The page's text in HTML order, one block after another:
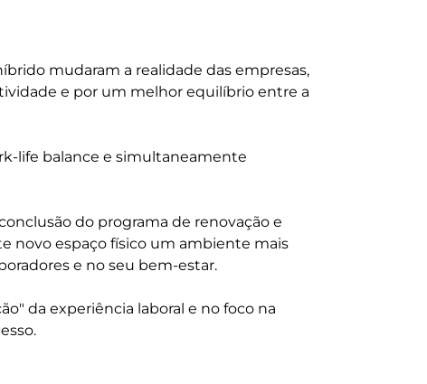
mudaram a realidade das empresas,
e por um melhor equilíbrio entre a
life balance e simultaneamente
do programa de renovação e
novo espaço físico um ambiente mais
e no seu bem-estar.
da experiência laboral e no foco na